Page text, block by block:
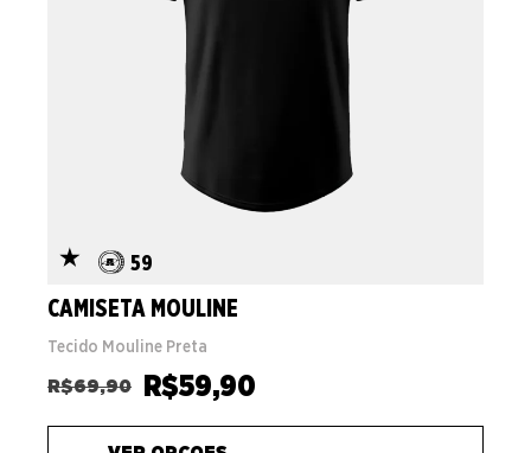
59
CAMISETA MOULINE
Tecido Mouline Preta
R$69,90 R$59,90